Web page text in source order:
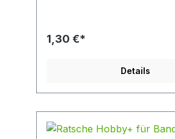
1,30 €*
Details